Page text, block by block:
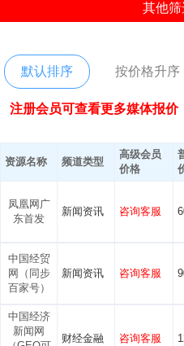
其他
默认排序 按价格升序
注册会员可查看更多媒体报价
资源名称 频道类型
高级会员
价格
凤凰网广
东首发
新闻资讯 咨询客服
中国经贸
网（同步
百家号）
新闻资讯 咨询客服
中国经济
新闻网
财经金融 咨询客服